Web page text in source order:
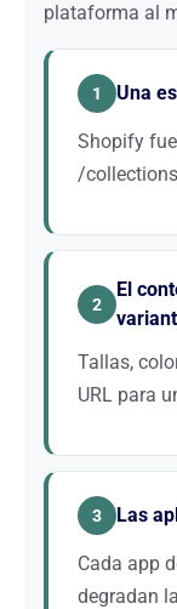
plataforma al
1 Una
Shopify
/
Esta rigidez
que puede
colecciones
2
El
Tallas,
URL para
Sin una
idénticas.
3 Las
Cada app
degradan